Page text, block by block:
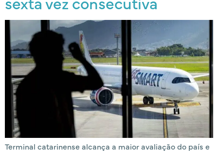
Terminal catarinense alcança a maior avaliação do país e